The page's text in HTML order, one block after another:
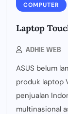
COMPUTER
Laptop
ADHIE WEB
ASUS belum
produk laptop
penjualan
multinasional